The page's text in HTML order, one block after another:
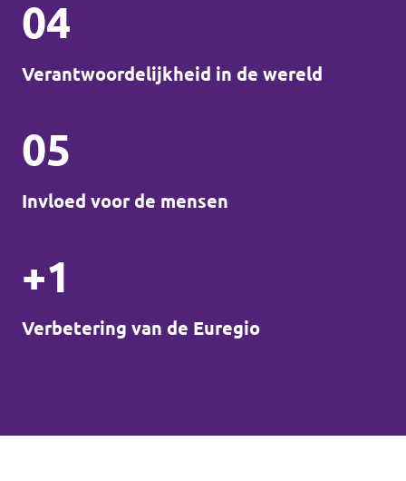
04
Verantwoordelijkheid in de wereld
05
Invloed voor de mensen
+1
Verbetering van de Euregio